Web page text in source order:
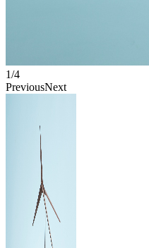
1/4
PreviousNext